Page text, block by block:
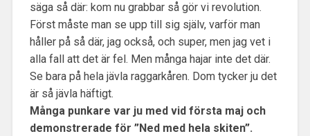
säga så där: kom nu grabbar så gör vi revolution.
Först måste man se upp till sig själv, varför man
håller på så där, jag också, och super, men jag vet i
alla fall att det är fel. Men många hajar inte det där.
Se bara på hela jävla raggarkåren. Dom tycker ju det
är så jävla häftigt.
Många punkare var ju med vid första maj och
demonstrerade för ”Ned med hela skiten”.